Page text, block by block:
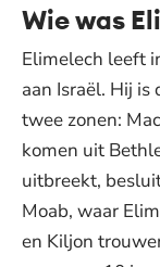
Wie was
Elimelech leeft
aan Israël. Hij is
twee zonen:
komen uit
uitbreekt,
Moab, waar
en Kiljon